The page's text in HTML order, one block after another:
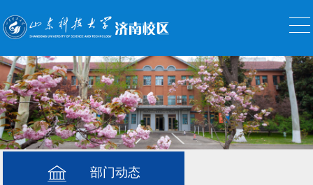
部门动态